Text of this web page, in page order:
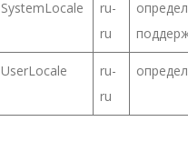
SystemLocale
ru-
ru
UserLocale
ru-
ru